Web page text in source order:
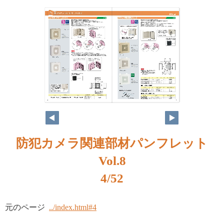
防犯カメラ関連部材パンフレット
Vol.8
4/52
元のページ ../index.html#4